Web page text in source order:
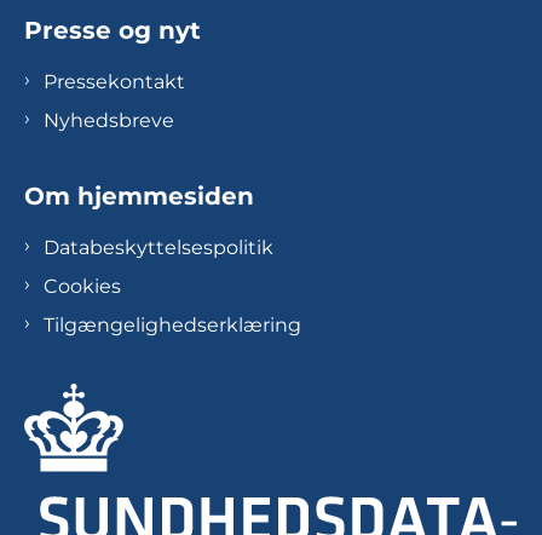
Presse og nyt
Pressekontakt
Nyhedsbreve
Om hjemmesiden
Databeskyttelsespolitik
Cookies
Tilgængelighedserklæring